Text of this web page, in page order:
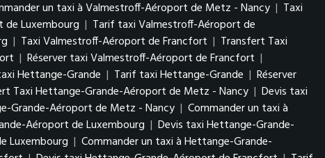
un taxi à Valmestroff-Aéroport de Metz - Nancy | Taxi
Luxembourg | Tarif taxi Valmestroff-Aéroport de
| Taxi Valmestroff-Aéroport de Francfort | Transfert Taxi
| Réserver taxi Valmestroff-Aéroport de Francfort |
Hettange-Grande | Tarif taxi Hettange-Grande | Réserver
Taxi Hettange-Grande-Aéroport de Metz - Nancy | Devis taxi
Grande-Aéroport de Metz - Nancy | Commander un taxi à
Aéroport de Luxembourg | Devis taxi Hettange-Grande-
Luxembourg | Commander un taxi à Hettange-Grande-